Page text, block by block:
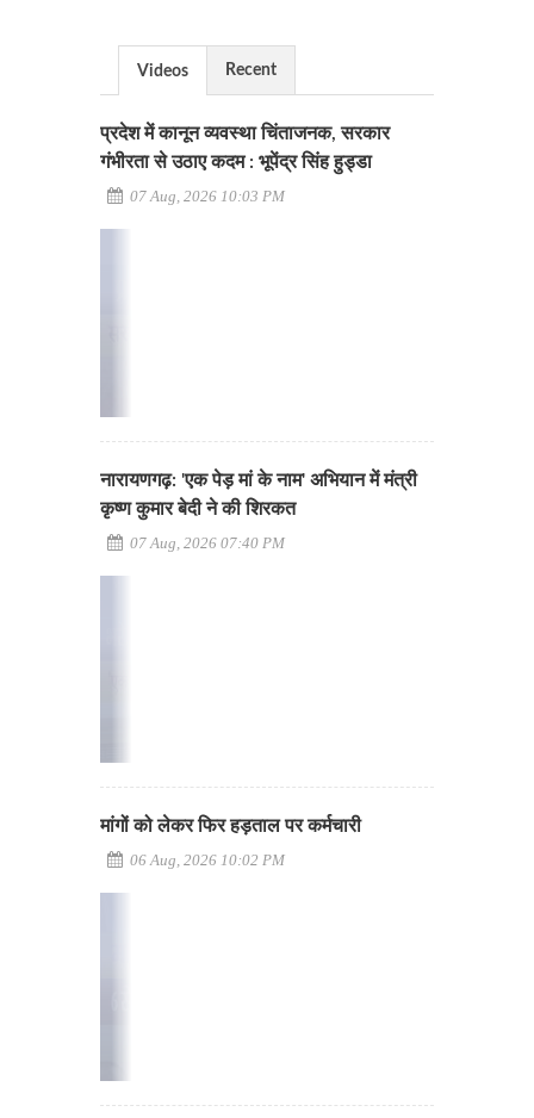
Videos Recent
प्रदेश में कानून व्यवस्था चिंताजनक, सरकार
गंभीरता से उठाए कदम : भूपेंद्र सिंह हुड्डा
07 Aug, 2026 10:03 PM
नारायणगढ़: 'एक पेड़ मां के नाम' अभियान में मंत्री
कृष्ण कुमार बेदी ने की शिरकत
07 Aug, 2026 07:40 PM
मांगों को लेकर फिर हड़ताल पर कर्मचारी
06 Aug, 2026 10:02 PM